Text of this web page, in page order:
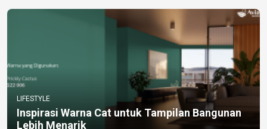
LIFESTYLE
Inspirasi Warna Cat untuk Tampilan Bangunan
Lebih Menarik